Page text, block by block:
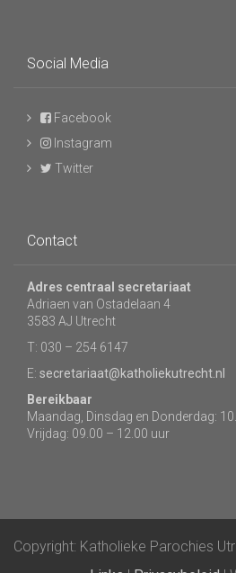
Social Media
Facebook
Instagram
Twitter
Contact
Adres centraal secretariaat
Adriaen van Ostadelaan 4
3583 AJ Utrecht
T: 030 – 254 6147
E: secretariaat@katholiekutrecht.nl
Bereikbaar
Maandag, Dinsdag en Donderdag:
Vrijdag: 09.00 – 12.00 uur
Copyright: Katholieke Parochies